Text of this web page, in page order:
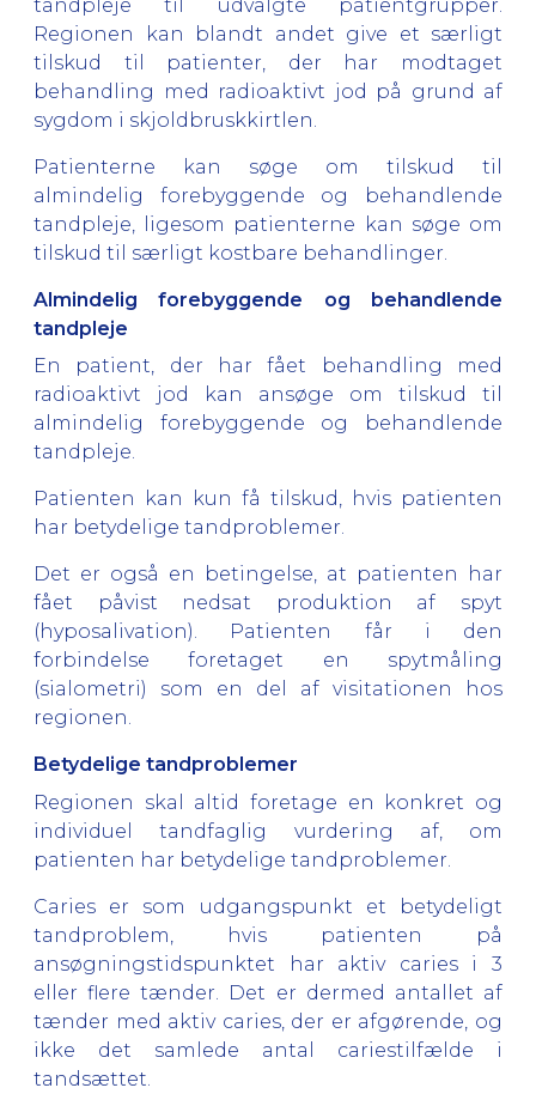
tandpleje til udvalgte patientgrupper.
Regionen kan blandt andet give et særligt
tilskud til patienter, der har modtaget
behandling med radioaktivt jod på grund af
sygdom i skjoldbruskkirtlen.
Patienterne kan søge om tilskud til
almindelig forebyggende og behandlende
tandpleje, ligesom patienterne kan søge om
tilskud til særligt kostbare behandlinger.
Almindelig forebyggende og behandlende
tandpleje
En patient, der har fået behandling med
radioaktivt jod kan ansøge om tilskud til
almindelig forebyggende og behandlende
tandpleje.
Patienten kan kun få tilskud, hvis patienten
har betydelige tandproblemer.
Det er også en betingelse, at patienten har
fået påvist nedsat produktion af spyt
(hyposalivation). Patienten får i den
forbindelse foretaget en spytmåling
(sialometri) som en del af visitationen hos
regionen.
Betydelige tandproblemer
Regionen skal altid foretage en konkret og
individuel tandfaglig vurdering af, om
patienten har betydelige tandproblemer.
Caries er som udgangspunkt et betydeligt
tandproblem, hvis patienten på
ansøgningstidspunktet har aktiv caries i 3
eller flere tænder. Det er dermed antallet af
tænder med aktiv caries, der er afgørende, og
ikke det samlede antal cariestilfælde i
tandsættet.